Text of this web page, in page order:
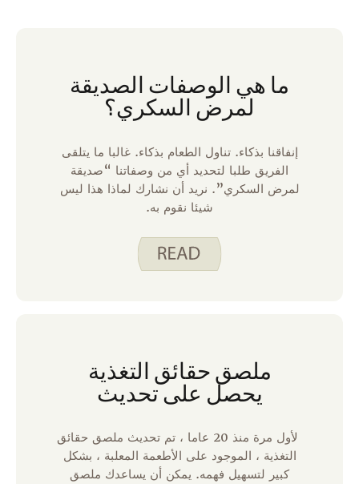
ما هي الوصفات الصديقة
لمرض السكري؟
إنفاقنا بذكاء. تناول الطعام بذكاء. غالبا ما يتلقى
الفريق طلبا لتحديد أي من وصفاتنا “صديقة
لمرض السكري”. نريد أن نشارك لماذا هذا ليس
شيئا نقوم به.
ملصق حقائق التغذية
يحصل على تحديث
لأول مرة منذ 20 عاما ، تم تحديث ملصق حقائق
التغذية ، الموجود على الأطعمة المعلبة ، بشكل
كبير لتسهيل فهمه. يمكن أن يساعدك ملصق